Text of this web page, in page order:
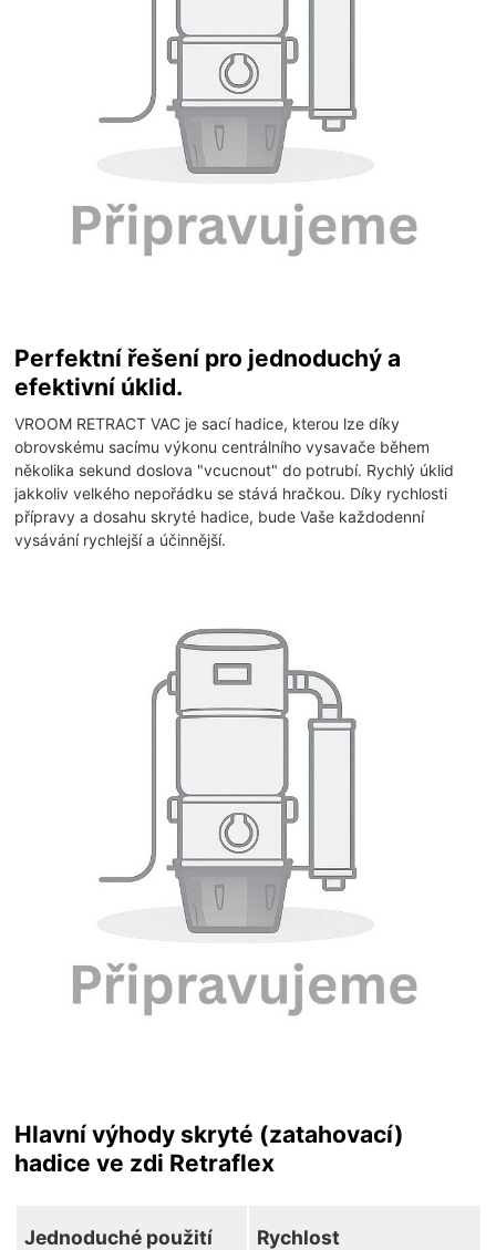
Perfektní řešení pro jednoduchý a
efektivní úklid.
VROOM RETRACT VAC je sací hadice, kterou lze díky
obrovskému sacímu výkonu centrálního vysavače během
několika sekund doslova "vcucnout" do potrubí. Rychlý úklid
jakkoliv velkého nepořádku se stává hračkou. Díky rychlosti
přípravy a dosahu skryté hadice, bude Vaše každodenní
vysávání rychlejší a účinnější.
Hlavní výhody skryté (zatahovací)
hadice ve zdi Retraflex
Jednoduché použití Rychlost